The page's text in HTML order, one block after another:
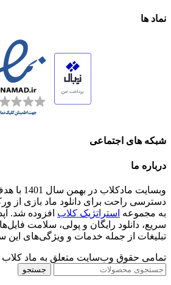
نماد ها
شبکه های اجتماعی
درباره ما
وبسایت
دسترسی راحت برای دانلود ماد بازی از
به مجموعه استراتژیک کلاب افزوده شد.
سریع، دانلود رایگان و پولی، سلامت
تبلیغات از جمله خدمات و ویژگی‌های
تمامی حقوق وب‌سایت متعلق به ماد
جستجو